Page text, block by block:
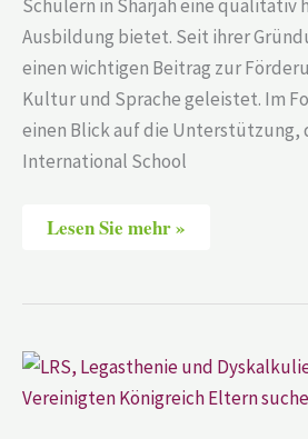
Schülern in Sharjah eine qualitativ
Ausbildung bietet. Seit ihrer
einen wichtigen Beitrag zur
Kultur und Sprache geleistet. Im
einen Blick auf die Unterstützung,
International School
Lesen Sie mehr »
Deutsche
Schule
London:
Hilfestellung